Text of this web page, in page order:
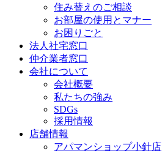
住み替えのご相談
お部屋の使用とマナー
お困りごと
法人社宅窓口
仲介業者窓口
会社について
会社概要
私たちの強み
SDGs
採用情報
店舗情報
アパマンショップ小針店